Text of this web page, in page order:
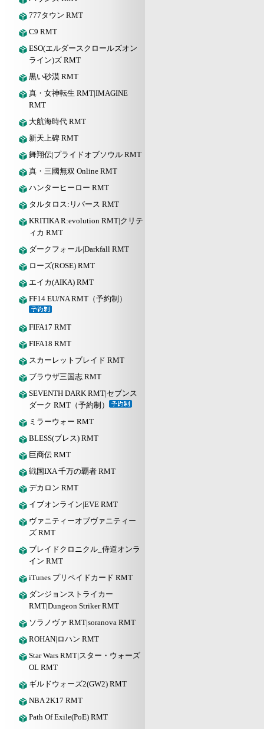
777タウン RMT
C9 RMT
ESO(エルダースクロールズオン
ライン)ズ RMT
黒い砂漠 RMT
真・女神転生 RMT|IMAGINE
RMT
大航海時代 RMT
新天上碑 RMT
舞翔伝|プライドオブソウル RMT
真・三國無双 Online RMT
ハンターヒーロー RMT
タルタロス:リバース RMT
KRITIKA R:evolution RMT|クリテ
ィカ RMT
ダークフォール|Darkfall RMT
ローズ(ROSE) RMT
エイカ(AIKA) RMT
FF14 EU/NA RMT（予約制）
FIFA17 RMT
FIFA18 RMT
スカーレットブレイド RMT
ブラウザ三国志 RMT
SEVENTH DARK RMT|セブンス
ダーク RMT（予約制）
ミラーウォー RMT
BLESS(ブレス) RMT
巨商伝 RMT
戦国IXA 千万の覇者 RMT
デカロン RMT
イブオンライン|EVE RMT
ヴァニティーオブヴァニティー
ズ RMT
ブレイドクロニクル_侍道オンラ
イン RMT
iTunes プリペイドカード RMT
ダンジョンストライカー
RMT|Dungeon Striker RMT
ソラノヴァ RMT|soranova RMT
ROHAN|ロハン RMT
Star Wars RMT|スター・ウォーズ
OL RMT
ギルドウォーズ2(GW2) RMT
NBA 2K17 RMT
Path Of Exile(PoE) RMT